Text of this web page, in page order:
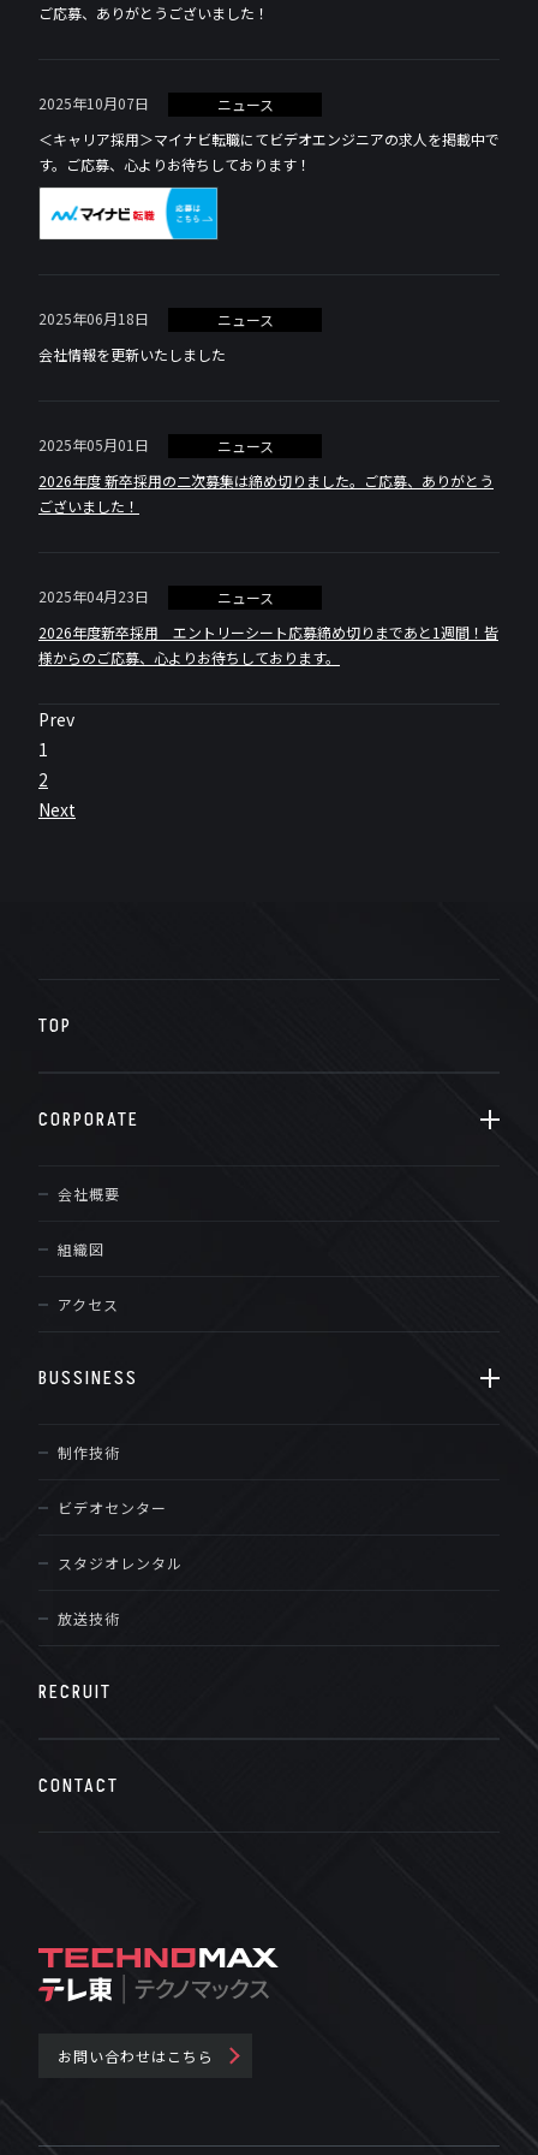
ご応募、ありがとうございました！
2025年10月07日
ニュース
＜キャリア採用＞マイナビ転職にてビデオエンジニアの求人を掲載中で
す。ご応募、心よりお待ちしております！
2025年06月18日
ニュース
会社情報を更新いたしました
2025年05月01日
ニュース
2026年度 新卒採用の二次募集は締め切りました。ご応募、ありがとう
ございました！
2025年04月23日
ニュース
2026年度新卒採用 エントリーシート応募締め切りまであと1週間！皆
様からのご応募、心よりお待ちしております。
Prev
1
2
Next
お問い合わせはこちら
TOP
CORPORATE
会社概要
組織図
アクセス
BUSSINESS
制作技術
ビデオセンター
スタジオレンタル
放送技術
RECRUIT
CONTACT